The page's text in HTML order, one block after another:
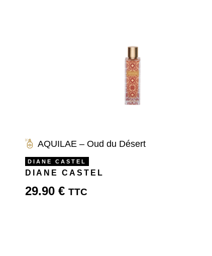
AQUILAE – Oud du Désert
DIANE CASTEL
DIANE CASTEL
29.90 € TTC